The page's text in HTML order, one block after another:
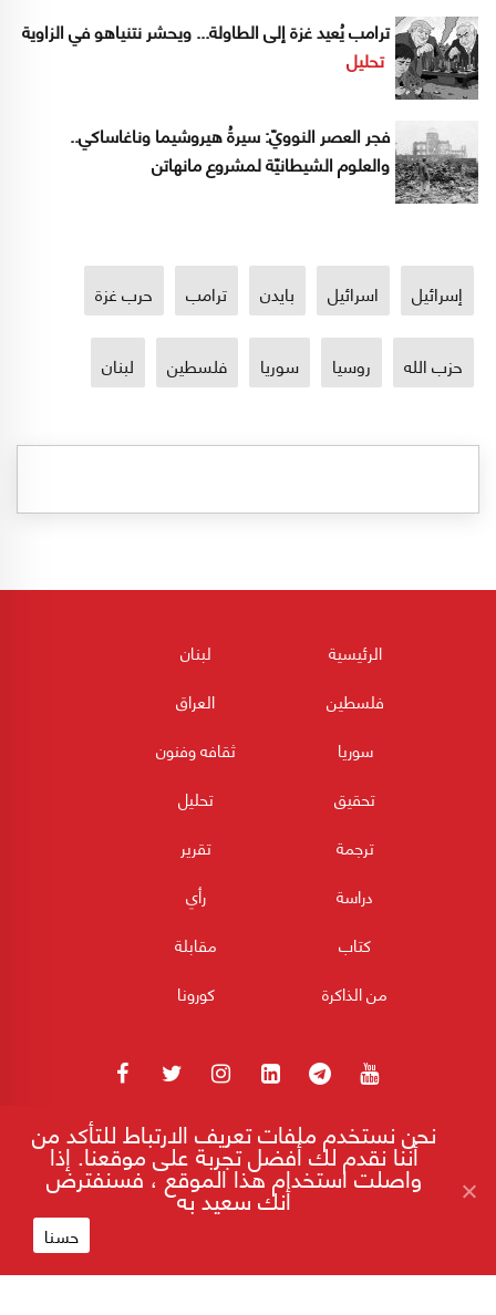
ترامب يُعيد غزة إلى الطاولة... ويحشر نتنياهو في الزاوية
تحليل
فجر العصر النوويّ: سيرةُ هيروشيما وناغاساكي..
والعلوم الشيطانيّة لمشروع مانهاتن
إسرائيل اسرائيل بايدن ترامب حرب غزة
حزب الله روسيا سوريا فلسطين لبنان
الرئيسية
لبنان
فلسطين
العراق
سوريا
ثقافه وفنون
تحقيق
تحليل
ترجمة
تقرير
دراسة
رأي
كتاب
مقابلة
من الذاكرة
كورونا
180POST جميع الحقوق محفوظة 2026
ما بعد الزلزال السوري ـ التركي.. ليس كما قبله
نحن نستخدم ملفات تعريف الارتباط للتأكد من
أننا نقدم لك أفضل تجربة على موقعنا. إذا
واصلت استخدام هذا الموقع ، فسنفترض
أنك سعيد به
حسنا